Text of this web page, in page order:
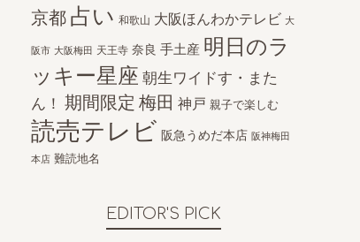
京都 占い 和歌山 大阪ほんわかテレビ 大
阪市 大阪梅田 天王寺 奈良 手土産 明日のラ
ッキー星座 朝生ワイドす・また
ん！ 期間限定 梅田 神戸 親子で楽しむ
読売テレビ 阪急うめだ本店 阪神梅田
本店 難読地名
EDITOR'S PICK